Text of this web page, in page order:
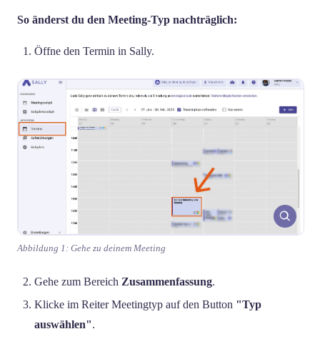
So änderst du den Meeting-Typ nachträglich:
Öffne den Termin in Sally.
Abbildung 1: Gehe zu deinem Meeting
Gehe zum Bereich Zusammenfassung.
Klicke im Reiter Meetingtyp auf den Button "Typ
auswählen".